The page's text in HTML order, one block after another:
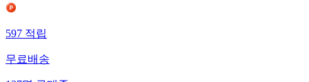
597적립
무료배송